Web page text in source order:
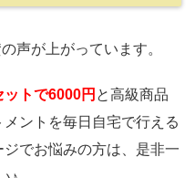
声が上がっています。
トで6000円 と高級商品
ントを毎日自宅で行える
でお悩みの方は、是非一